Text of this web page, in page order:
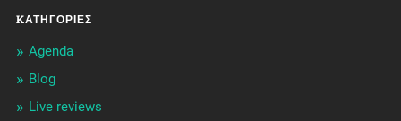
KΑΤΗΓΟΡΊΕΣ
Agenda
Blog
Live reviews